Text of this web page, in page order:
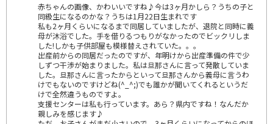
赤ちゃんの画像、かわいいですね♪今は3ヶ月かしら？うちの子と
同級生になるのかな？うちは1月22日生まれです
私も2ヶ月くらいになるまで同居していましたが、退院と同時に義
母が沐浴でした。手を借りるつもりがなかったのでビックリしま
した!しかも子供部屋も模様替えされていた。。。
出産前からの同居だったのですが、年明けから出産準備の件で少
しずつ干渉が始まりました。私は旦那さんに言って発散していま
した。旦那さんに言ったからといって旦那さんから義母に言うわ
けでもないのですけどね(^_^;)でも誰かが聞いてくれるというだ
けで全然違うものですよ。
支援センターは私も行っています。あら？県内ですね！なんだか
親しみを感じます♪